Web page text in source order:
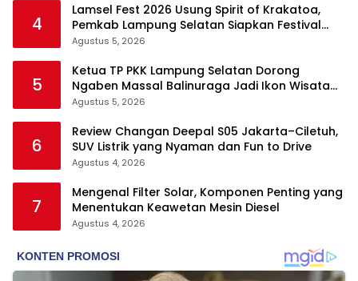
4
Lamsel Fest 2026 Usung Spirit of Krakatoa,
Pemkab Lampung Selatan Siapkan Festival
Lebih Spektakuler
Agustus 5, 2026
5
Ketua TP PKK Lampung Selatan Dorong
Ngaben Massal Balinuraga Jadi Ikon Wisata
Budaya
Agustus 5, 2026
6
Review Changan Deepal S05 Jakarta–Ciletuh,
SUV Listrik yang Nyaman dan Fun to Drive
Agustus 4, 2026
7
Mengenal Filter Solar, Komponen Penting yang
Menentukan Keawetan Mesin Diesel
Agustus 4, 2026